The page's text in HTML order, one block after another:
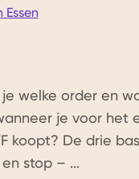
Essen
welke order en
je voor het
koopt? De drie
stop – ...